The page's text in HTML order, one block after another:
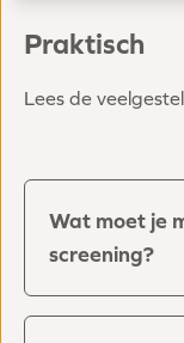
Praktisch
Lees de
Wat moet je
screening?